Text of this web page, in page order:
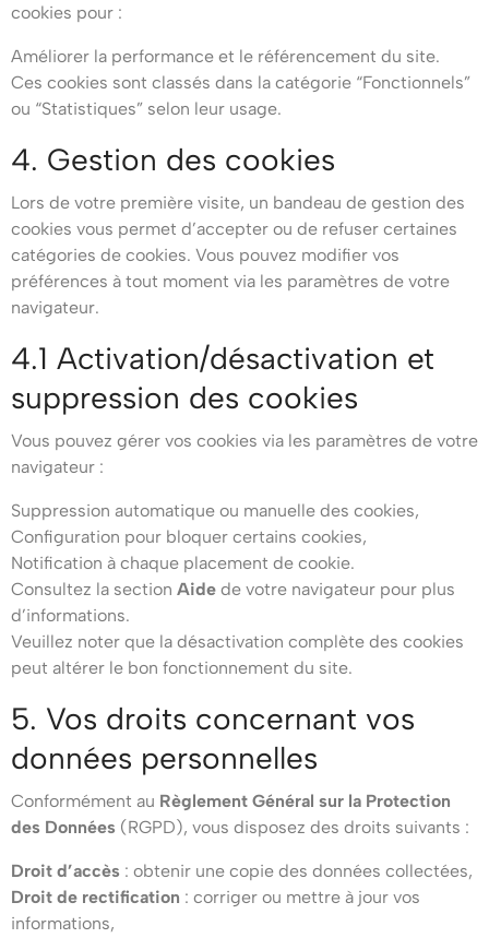
cookies pour :
Améliorer la performance et le référencement du site.
Ces cookies sont classés dans la catégorie “Fonctionnels”
ou “Statistiques” selon leur usage.
4. Gestion des cookies
Lors de votre première visite, un bandeau de gestion des
cookies vous permet d’accepter ou de refuser certaines
catégories de cookies. Vous pouvez modifier vos
préférences à tout moment via les paramètres de votre
navigateur.
4.1 Activation/désactivation et
suppression des cookies
Vous pouvez gérer vos cookies via les paramètres de votre
navigateur :
Suppression automatique ou manuelle des cookies,
Configuration pour bloquer certains cookies,
Notification à chaque placement de cookie.
Consultez la section Aide de votre navigateur pour plus
d’informations.
Veuillez noter que la désactivation complète des cookies
peut altérer le bon fonctionnement du site.
5. Vos droits concernant vos
données personnelles
Conformément au Règlement Général sur la Protection
des Données (RGPD), vous disposez des droits suivants :
Droit d’accès : obtenir une copie des données collectées,
Droit de rectification : corriger ou mettre à jour vos
informations,